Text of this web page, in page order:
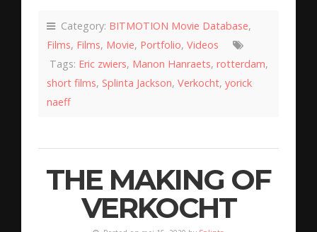
Category: BITMOTION Movie Database,
Films, Films, Movie, Portfolio, Videos
Tags: Eric zwiers, Manon Hanraets, rotterdam,
short films, Splinta Jackson, Verkocht, yorick
naeff
THE MAKING OF
VERKOCHT